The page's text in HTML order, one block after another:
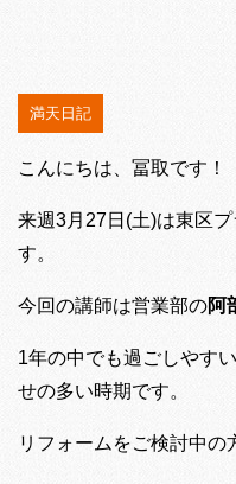
満天日記
こんにちは、冨取です！
来週3月27日(土)は東区
す。
今回の講師は営業部の阿
1年の中でも過ごしやすい
せの多い時期です。
リフォームをご検討中の